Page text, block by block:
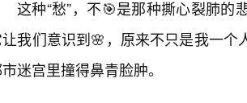
这种“愁”，不🎯是那种撕心裂肺
我们意识到🌸，原来不只是我一
迷宫里撞得鼻青脸肿。